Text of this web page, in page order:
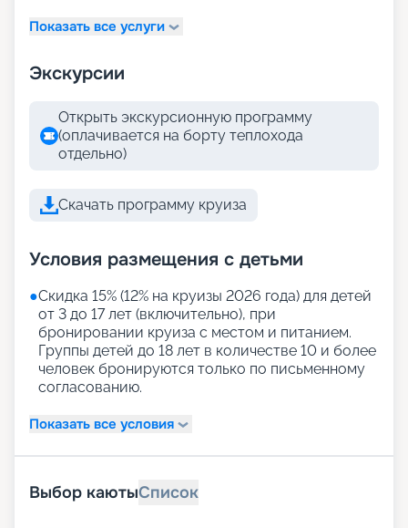
Показать все услуги
Экскурсии
Открыть экскурсионную программу
(оплачивается на борту теплохода
отдельно)
Скачать программу круиза
Условия размещения с детьми
●Скидка 15% (12% на круизы 2026 года) для детей
от 3 до 17 лет (включительно), при
бронировании круиза с местом и питанием.
Группы детей до 18 лет в количестве 10 и более
человек бронируются только по письменному
согласованию.
Показать все условия
Выбор каютыСписок